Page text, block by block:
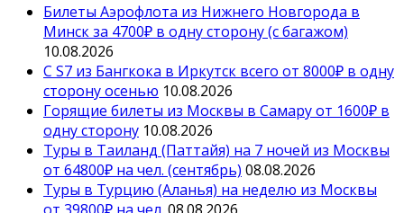
Билеты Аэрофлота из Нижнего Новгорода в
Минск за 4700₽ в одну сторону (с багажом)
10.08.2026
С S7 из Бангкока в Иркутск всего от 8000₽ в одну
сторону осенью 10.08.2026
Горящие билеты из Москвы в Самару от 1600₽ в
одну сторону 10.08.2026
Туры в Таиланд (Паттайя) на 7 ночей из Москвы
от 64800₽ на чел. (сентябрь) 08.08.2026
Туры в Турцию (Аланья) на неделю из Москвы